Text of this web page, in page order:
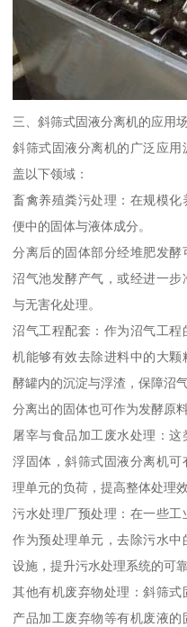
三、斜筛式固液分离机的应用
斜筛式固液分离机的广泛应
盖以下领域：
畜禽养殖粪污处理：在规模
便中的固体与液体成分。
分离后的固体部分经堆肥发
沼气池发酵产气，或经进一
与无害化处理。
沼气工程配套：作为沼气工
机能够有效去除进料中的大
酵罐内的沉淀与浮渣，保障沼
分离出的固体也可作为发酵原料
屠宰与食品加工废水处理：
浮固体，斜筛式固液分离机
理单元的负荷，提高整体处理
污水处理厂预处理：在一些
作为预处理单元，去除污水
设施，提升污水处理系统的可
其他有机废弃物处理：斜筛
产品加工废弃物等有机废液